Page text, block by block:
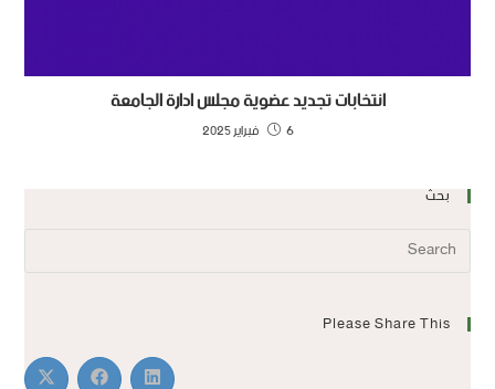
انتخابات تجديد عضوية مجلس ادارة الجامعة
6 فبراير 2025
بحث
Please Share This